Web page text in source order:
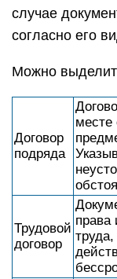
случае
согласно его
Можно
Договор
подряда
месте
Трудовой
договор
права